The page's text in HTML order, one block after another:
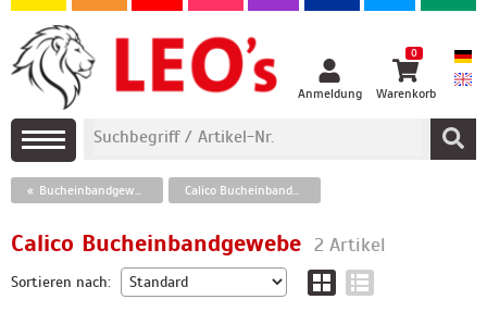
Anmeldung
0
Warenkorb
Bucheinbandgewebe Calico Bucheinbandgewebe
Calico Bucheinbandgewebe 2 Artikel
Sortieren nach: